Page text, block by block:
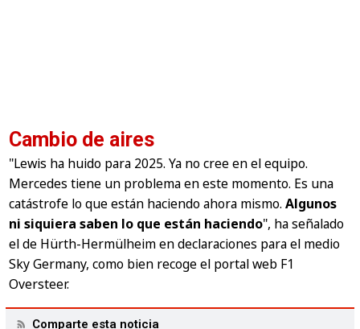
Cambio de aires
"Lewis ha huido para 2025. Ya no cree en el equipo.
Mercedes tiene un problema en este momento. Es una
catástrofe lo que están haciendo ahora mismo.Algunos
ni siquiera saben lo que están haciendo", ha señalado
el de Hürth-Hermülheim en declaraciones para el medio
Sky Germany, como bien recoge el portal web F1
Oversteer.
Comparte esta noticia